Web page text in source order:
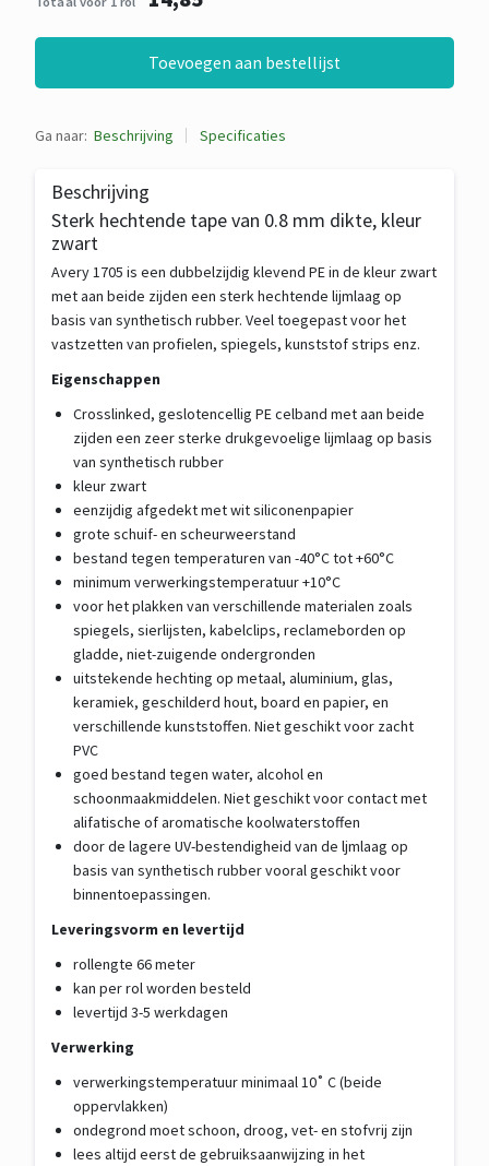
Ga naar: Beschrijving Specificaties
Beschrijving
Sterk hechtende tape van 0.8 mm dikte, kleur
zwart
Avery 1705 is een dubbelzijdig klevend PE in de kleur zwart
met aan beide zijden een sterk hechtende lijmlaag op
basis van synthetisch rubber. Veel toegepast voor het
vastzetten van profielen, spiegels, kunststof strips enz.
Eigenschappen
Crosslinked, geslotencellig PE celband met aan beide
zijden een zeer sterke drukgevoelige lijmlaag op basis
van synthetisch rubber
kleur zwart
eenzijdig afgedekt met wit siliconenpapier
grote schuif- en scheurweerstand
bestand tegen temperaturen van -40°C tot +60°C
minimum verwerkingstemperatuur +10°C
voor het plakken van verschillende materialen zoals
spiegels, sierlijsten, kabelclips, reclameborden op
gladde, niet-zuigende ondergronden
uitstekende hechting op metaal, aluminium, glas,
keramiek, geschilderd hout, board en papier, en
verschillende kunststoffen. Niet geschikt voor zacht
PVC
goed bestand tegen water, alcohol en
schoonmaakmiddelen. Niet geschikt voor contact met
alifatische of aromatische koolwaterstoffen
door de lagere UV-bestendigheid van de ljmlaag op
basis van synthetisch rubber vooral geschikt voor
binnentoepassingen.
Leveringsvorm en levertijd
rollengte 66 meter
kan per rol worden besteld
levertijd 3-5 werkdagen
Verwerking
verwerkingstemperatuur minimaal 10˚ C (beide
oppervlakken)
ondegrond moet schoon, droog, vet- en stofvrij zijn
lees altijd eerst de gebruiksaanwijzing in het
Toevoegen aan bestellijst